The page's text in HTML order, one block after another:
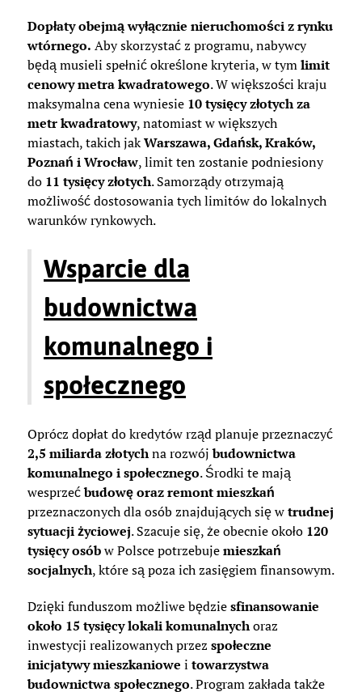
Dopłaty obejmą wyłącznie nieruchomości z rynku
wtórnego. Aby skorzystać z programu, nabywcy
będą musieli spełnić określone kryteria, w tymlimit
cenowy metra kwadratowego. W większości kraju
maksymalna cena wyniesie 10 tysięcy złotych za
metr kwadratowy, natomiast w większych
miastach, takich jakWarszawa, Gdańsk, Kraków,
Poznań i Wrocław, limit ten zostanie podniesiony
do 11 tysięcy złotych. Samorządy otrzymają
możliwość dostosowania tych limitów do lokalnych
warunków rynkowych.
Wsparcie dla
budownictwa
komunalnego i
społecznego
Oprócz dopłat do kredytów rząd planuje przeznaczyć
2,5 miliarda złotychna rozwójbudownictwa
komunalnego i społecznego. Środki te mają
wesprzećbudowę oraz remont mieszkań
przeznaczonych dla osób znajdujących się wtrudnej
sytuacji życiowej. Szacuje się, że obecnie około 120
tysięcy osóbw Polsce potrzebujemieszkań
socjalnych, które są poza ich zasięgiem finansowym.
Dzięki funduszom możliwe będziesfinansowanie
około 15 tysięcy lokali komunalnychoraz
inwestycji realizowanych przez społeczne
inicjatywy mieszkaniowe i towarzystwa
budownictwa społecznego. Program zakłada także